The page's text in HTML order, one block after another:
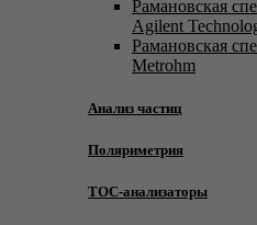
Рамановская
Agilent
Рамановская
Metrohm
Анализ частиц
Поляриметрия
TOC-анализаторы